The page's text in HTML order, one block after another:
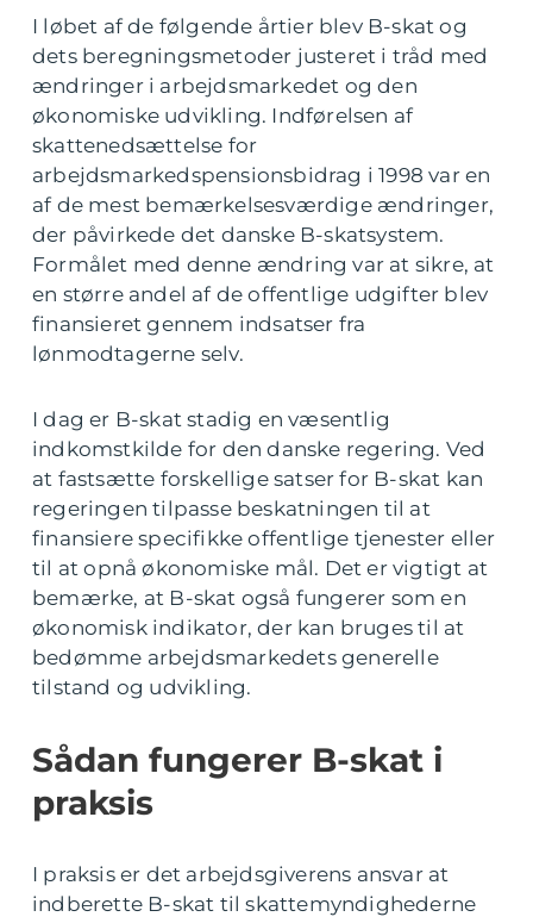
I løbet af de følgende årtier blev B-skat og
dets beregningsmetoder justeret i tråd med
ændringer i arbejdsmarkedet og den
økonomiske udvikling. Indførelsen af
skattenedsættelse for
arbejdsmarkedspensionsbidrag i 1998 var en
af de mest bemærkelsesværdige ændringer,
der påvirkede det danske B-skatsystem.
Formålet med denne ændring var at sikre, at
en større andel af de offentlige udgifter blev
finansieret gennem indsatser fra
lønmodtagerne selv.
I dag er B-skat stadig en væsentlig
indkomstkilde for den danske regering. Ved
at fastsætte forskellige satser for B-skat kan
regeringen tilpasse beskatningen til at
finansiere specifikke offentlige tjenester eller
til at opnå økonomiske mål. Det er vigtigt at
bemærke, at B-skat også fungerer som en
økonomisk indikator, der kan bruges til at
bedømme arbejdsmarkedets generelle
tilstand og udvikling.
Sådan fungerer B-skat i
praksis
I praksis er det arbejdsgiverens ansvar at
indberette B-skat til skattemyndighederne